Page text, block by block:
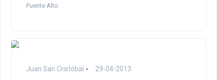
Puente Alto.
Juan San Cristóbal 29-04-2013